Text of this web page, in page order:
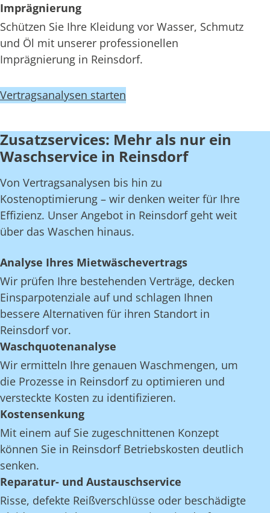
Imprägnierung
Schützen Sie Ihre Kleidung vor Wasser, Schmutz
und Öl mit unserer professionellen
Imprägnierung in Reinsdorf.
Vertragsanalysen starten
Zusatzservices: Mehr als nur ein
Waschservice in Reinsdorf
Von Vertragsanalysen bis hin zu
Kostenoptimierung – wir denken weiter für Ihre
Effizienz. Unser Angebot in Reinsdorf geht weit
über das Waschen hinaus.
Analyse Ihres Mietwäschevertrags
Wir prüfen Ihre bestehenden Verträge, decken
Einsparpotenziale auf und schlagen Ihnen
bessere Alternativen für ihren Standort in
Reinsdorf vor.
Waschquotenanalyse
Wir ermitteln Ihre genauen Waschmengen, um
die Prozesse in Reinsdorf zu optimieren und
versteckte Kosten zu identifizieren.
Kostensenkung
Mit einem auf Sie zugeschnittenen Konzept
können Sie in Reinsdorf Betriebskosten deutlich
senken.
Reparatur- und Austauschservice
Risse, defekte Reißverschlüsse oder beschädigte